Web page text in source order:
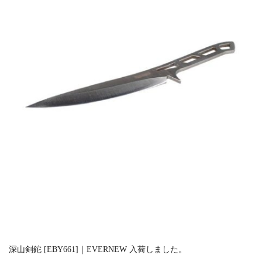
深山剣鉈 [EBY661]｜EVERNEW 入荷しました。